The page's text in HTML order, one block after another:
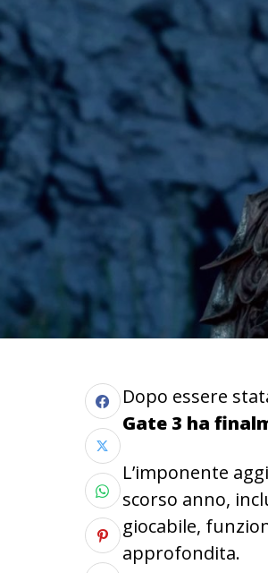
Dopo essere
Gate 3 ha
L’imponente
scorso anno,
giocabile,
approfondita.